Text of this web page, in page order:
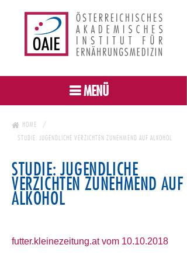
MENÜ
HOME
STUDIE: JUGENDLICHE VERZICHTEN ZUNEHMEND AUF ALKOHOL
STUDIE: JUGENDLICHE
VERZICHTEN ZUNEHMEND AUF
ALKOHOL
futter.kleinezeitung.at vom 10.10.2018